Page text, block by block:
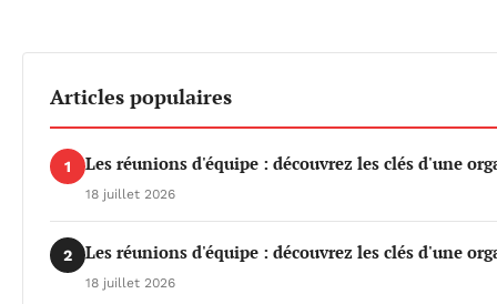
Articles populaires
1 Les réunions d'équipe : découvrez les clés d'une
18 juillet 2026
2 Les réunions d'équipe : découvrez les clés d'une
18 juillet 2026